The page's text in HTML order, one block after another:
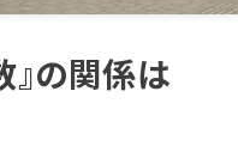
の関係は